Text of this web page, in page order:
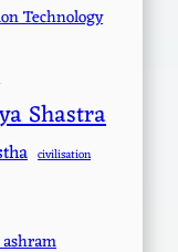
Technology
Shastra
civilisation